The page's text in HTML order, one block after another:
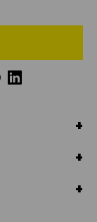
+
+
+